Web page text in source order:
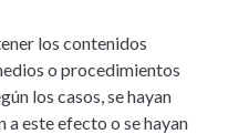
los contenidos
o procedimientos
los casos, se hayan
a este efecto o se hayan